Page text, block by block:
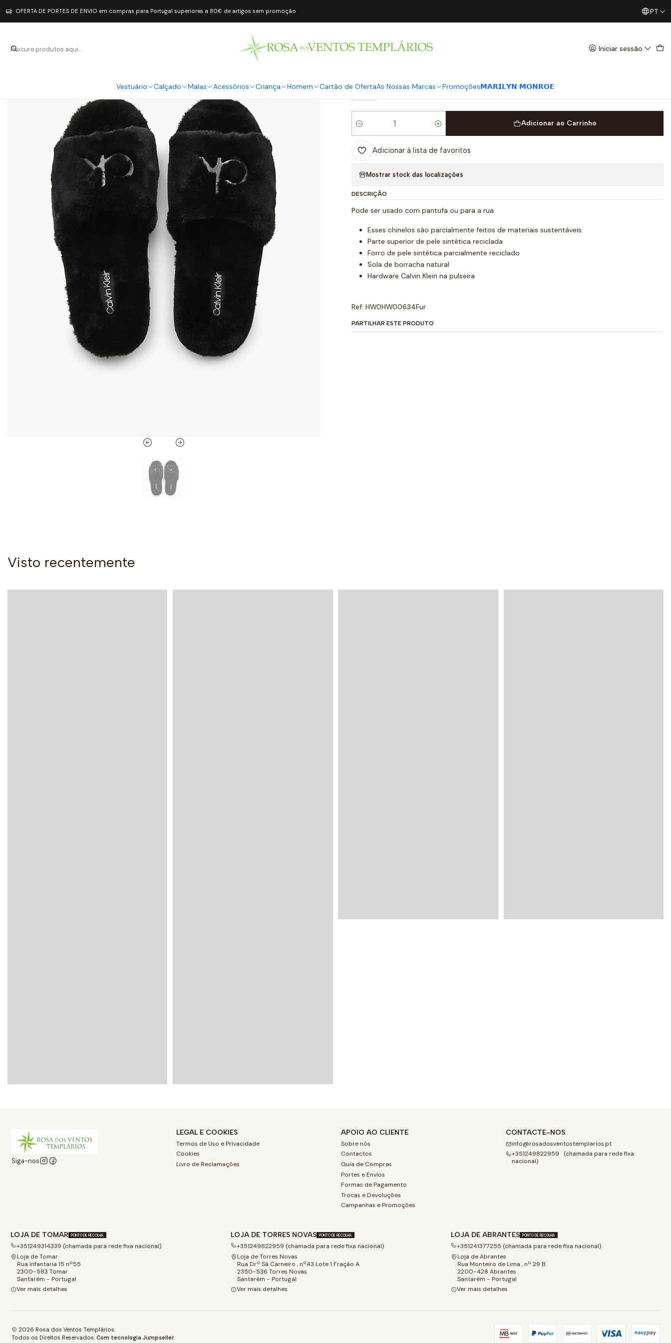
Iniciar sessão
Vestuário Calçado Malas Acessórios Criança Homem Cartão de OfertaAs Nossas Marcas Promoções𝗠𝗔𝗥𝗜𝗟𝗬𝗡 𝗠𝗢𝗡𝗥𝗢𝗘
OFERTA DE PORTES DE ENVIO em compras para Portugal superiores a 80€ de artigos sem promoção Já conhece os nossos Diretos? Todas as Segundas /PT
|
39
Quantidade
Adicionar ao Carrinho
Adicionar à lista de favoritos
Mostrar stock das localizações
DESCRIÇÃO
Pode ser usado com pantufa ou para a rua
Esses chinelos são parcialmente feitos de materiais sustentáveis.
Parte superior de pele sintética reciclada
Forro de pele sintética parcialmente reciclado
Sola de borracha natural
Hardware Calvin Klein na pulseira
Ref: HW0HW00634Fur
PARTILHAR ESTE PRODUTO
Visto recentemente
Siga-nos
LEGAL E COOKIES
Termos de Uso e Privacidade
Cookies
Livro de Reclamações
APOIO AO CLIENTE
Sobre nós
Contactos
Guia de Compras
Portes e Envios
Formas de Pagamento
Trocas e Devoluções
Campanhas e Promoções
CONTACTE-NOS
info@rosadosventostemplarios.pt
+351249822959 (chamada para rede fixa
nacional)
LOJA DE TOMAR PONTO DE RECOLHA
+351249314339 (chamada para rede fixa nacional)
Loja de Tomar
Rua Infantaria 15 nº55
2300-583 Tomar
Santarém - Portugal
Ver mais detalhes
LOJA DE TORRES NOVAS PONTO DE RECOLHA
+351249822959 (chamada para rede fixa nacional)
Loja de Torres Novas
Rua Drº Sá Carneiro , nº43 Lote 1 Fração A
2350-536 Torres Novas
Santarém - Portugal
Ver mais detalhes
LOJA DE ABRANTES PONTO DE RECOLHA
+351241377255 (chamada para rede fixa nacional)
Loja de Abrantes
Rua Monteiro de Lima , nº 29 B
2200-428 Abrantes
Santarém - Portugal
Ver mais detalhes
2026 Rosa dos Ventos Templários.
Todos os Direitos Reservados. Com tecnologia Jumpseller.